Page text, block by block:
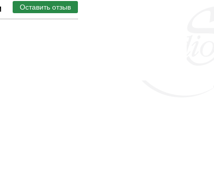
Оставить отзыв